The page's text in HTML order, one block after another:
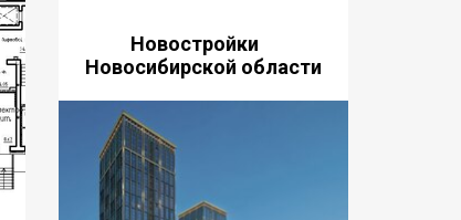
Новостройки
Новосибирской области